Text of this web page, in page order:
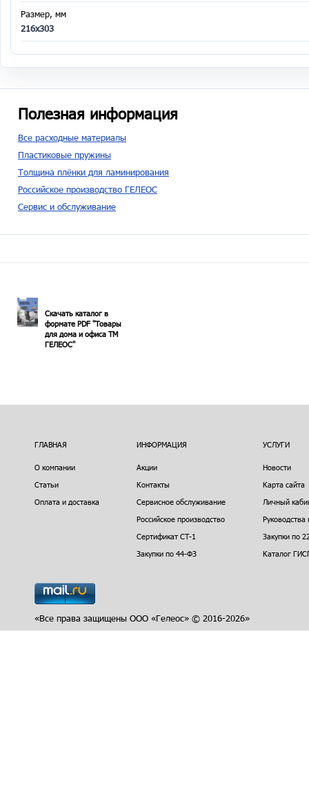
Размер, мм
216х303
Полезная информация
Все расходные материалы
Пластиковые пружины
Толщина плёнки для ламинирования
Российское производство ГЕЛЕОС
Сервис и обслуживание
Скачать каталог в
формате PDF "Товары
для дома и офиса ТМ
ГЕЛЕОС"
ГЛАВНАЯ
О компании
Статьи
Оплата и доставка
ИНФОРМАЦИЯ
Акции
Контакты
Сервисное обслуживание
Российское производство
Сертификат СТ-1
Закупки по 44-ФЗ
УСЛУГИ
Новости
Карта сайта
Личный
Закупки по
Каталог
«Все права защищены ООО «Гелеос» © 2016-2026»